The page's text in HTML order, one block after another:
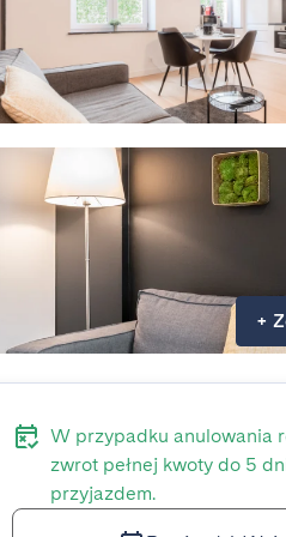
+
W przypadku anulowania
zwrot pełnej kwoty do 5
przyjazdem.